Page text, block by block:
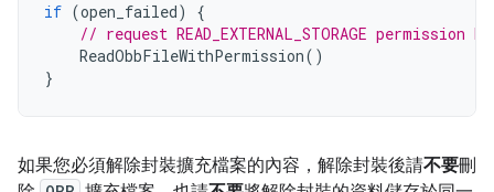
if (open_failed)
{
// request READ_EXTERNAL_STORAGE
ReadObbFileWithPermission()
}
如果您必須解除封裝擴充檔案的內容，解除封裝後請不要刪